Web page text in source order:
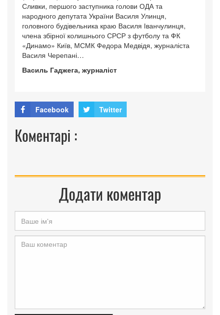
Сливки, першого заступника голови ОДА та
народного депутата України Василя Улинця,
головного будівельника краю Василя Іванчулинця,
члена збірної колишнього СРСР з футболу та ФК
«Динамо» Київ, МСМК Федора Медвідя, журналіста
Василя Черепані…
Василь Гаджега, журналіст
Facebook Twitter
Коментарі :
Додати коментар